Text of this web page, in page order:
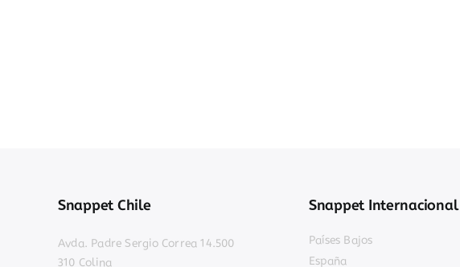
Snappet Chile
Avda. Padre Sergio Correa 14.500
310 Colina
Snappet Internacional
Países Bajos
España